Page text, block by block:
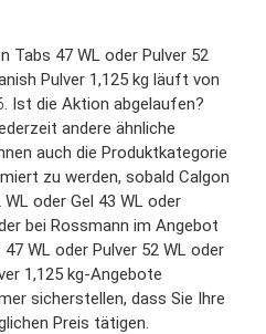
Tabs 47 WL oder Pulver 52
Pulver 1,125 kg läuft von
Ist die Aktion abgelaufen?
andere ähnliche
auch die Produktkategorie
zu werden, sobald Calgon
oder Gel 43 WL oder
bei Rossmann im Angebot
WL oder Pulver 52 WL oder
1,125 kg-Angebote
sicherstellen, dass Sie Ihre
Preis tätigen.